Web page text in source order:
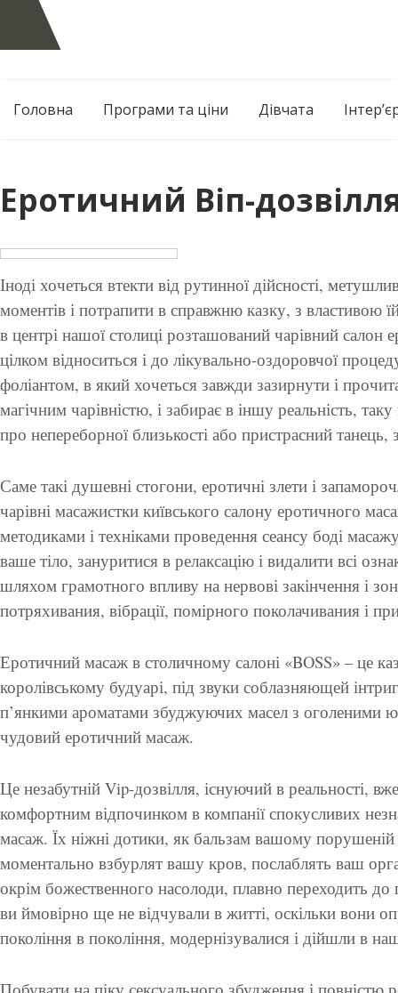
Головна Програми та ціни Дівчата
Еротичний Віп-
Іноді хочеться втекти від рутинної дійсності,
моментів і потрапити в справжню казку, з властивою
в центрі нашої столиці розташований чарівний
цілком відноситься і до лікувально-оздоровчої
фоліантом, в який хочеться завжди зазирнути і
магічним чарівністю, і забирає в іншу реальність,
про непереборної близькості або пристрасний
Саме такі душевні стогони, еротичні злети і
чарівні масажистки київського салону еротичного
методиками і техніками проведення сеансу боді
ваше тіло, зануритися в релаксацію і видалити всі
шляхом грамотного впливу на нервові закінчення і
потряхивания, вібрації, помірного поколачивания і
Еротичний масаж в столичному салоні «BOSS» – це
королівському будуарі, під звуки соблазняющей
п’янкими ароматами збуджуючих масел з оголеними
чудовий еротичний масаж.
Це незабутній Vip-дозвілля, існуючий в реальності,
комфортним відпочинком в компанії спокусливих
масаж. Їх ніжні дотики, як бальзам вашому
моментально взбурлят вашу кров, послаблять ваш
окрім божественного насолоди, плавно переходить
ви ймовірно ще не відчували в житті, оскільки вони
покоління в покоління, модернізувалися і дійшли в